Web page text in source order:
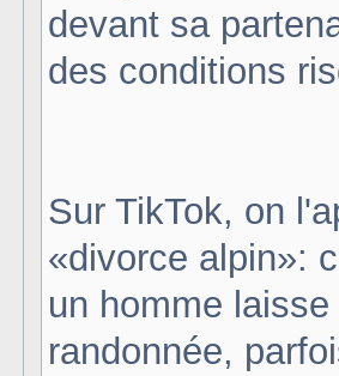
devant sa
des conditions
Sur TikTok, on
«divorce alpin»:
un homme
randonnée,